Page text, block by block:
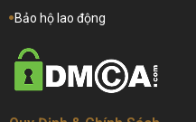
Bảo hộ lao động